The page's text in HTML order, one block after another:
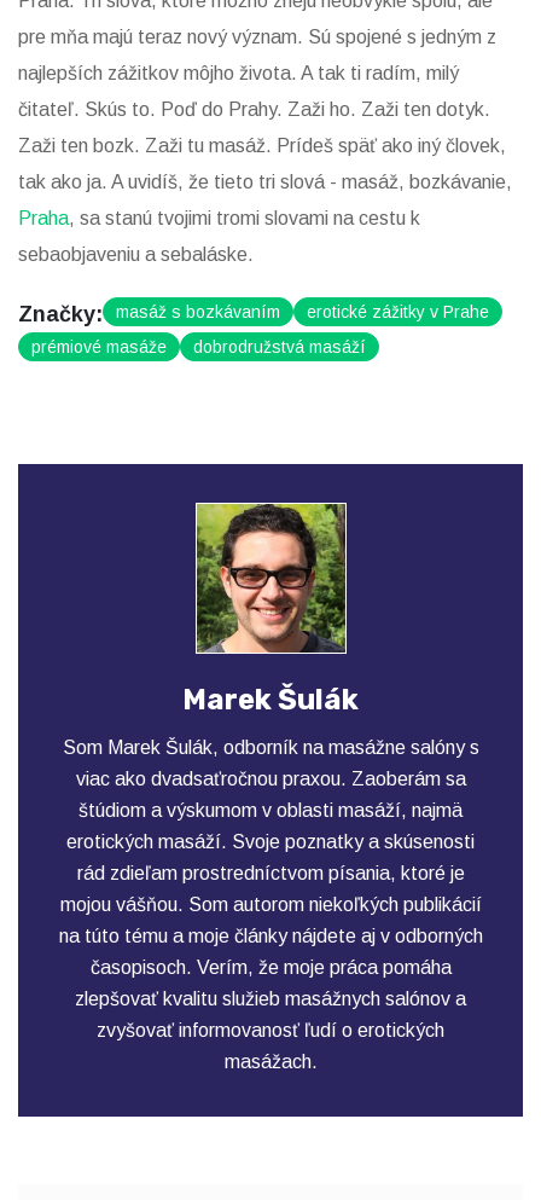
pre mňa majú teraz nový význam. Sú spojené s jedným z
najlepších zážitkov môjho života. A tak ti radím, milý
čitateľ. Skús to. Poď do Prahy. Zaži ho. Zaži ten dotyk.
Zaži ten bozk. Zaži tu masáž. Prídeš späť ako iný človek,
tak ako ja. A uvidíš, že tieto tri slová - masáž, bozkávanie,
Praha, sa stanú tvojimi tromi slovami na cestu k
sebaobjaveniu a sebaláske.
Značky: masáž s bozkávaním
erotické zážitky v Prahe
prémiové masáže
dobrodružstvá masáží
Marek Šulák
Som Marek Šulák, odborník na masážne salóny s
viac ako dvadsaťročnou praxou. Zaoberám sa
štúdiom a výskumom v oblasti masáží, najmä
erotických masáží. Svoje poznatky a skúsenosti
rád zdieľam prostredníctvom písania, ktoré je
mojou vášňou. Som autorom niekoľkých publikácií
na túto tému a moje články nájdete aj v odborných
časopisoch. Verím, že moje práca pomáha
zlepšovať kvalitu služieb masážnych salónov a
zvyšovať informovanosť ľudí o erotických
masážach.